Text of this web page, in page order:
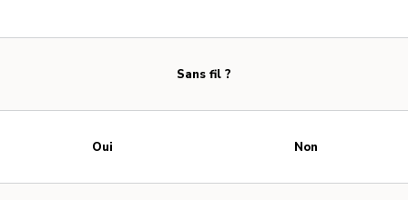
Sans fil ?
Oui Non